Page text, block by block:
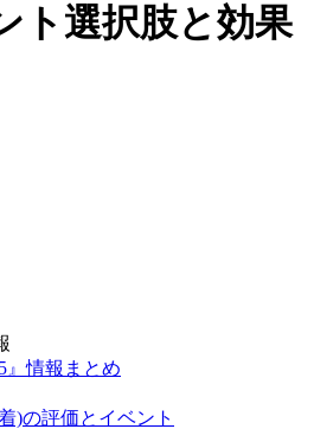
ト選択肢と効果
』情報まとめ
)の評価とイベント